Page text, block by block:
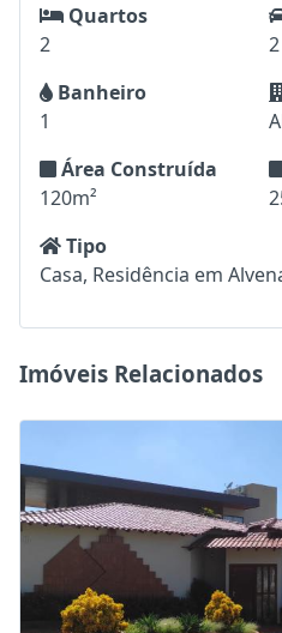
Quartos
2
2
Banheiro
1
Área Construída
120m²
Tipo
Casa, Residência em
Imóveis Relacionados